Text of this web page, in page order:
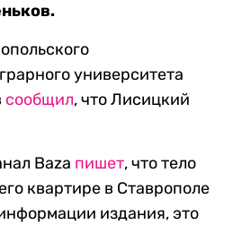
университета
сообщил, что Лисицкий
Baza пишет, что тело
квартире в Ставрополе
издания, это